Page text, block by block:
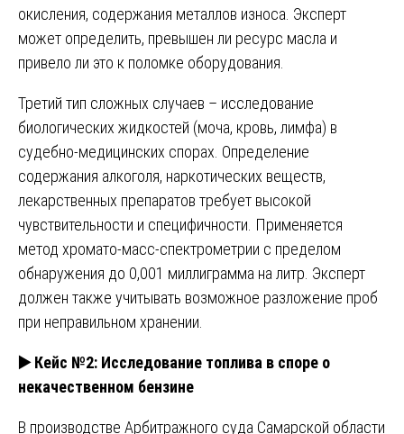
окисления, содержания металлов износа. Эксперт
может определить, превышен ли ресурс масла и
привело ли это к поломке оборудования.
Третий тип сложных случаев – исследование
биологических жидкостей (моча, кровь, лимфа) в
судебно-медицинских спорах. Определение
содержания алкоголя, наркотических веществ,
лекарственных препаратов требует высокой
чувствительности и специфичности. Применяется
метод хромато-масс-спектрометрии с пределом
обнаружения до 0,001 миллиграмма на литр. Эксперт
должен также учитывать возможное разложение проб
при неправильном хранении.
▶️Кейс №2: Исследование топлива в споре о
некачественном бензине
В производстве Арбитражного суда Самарской области